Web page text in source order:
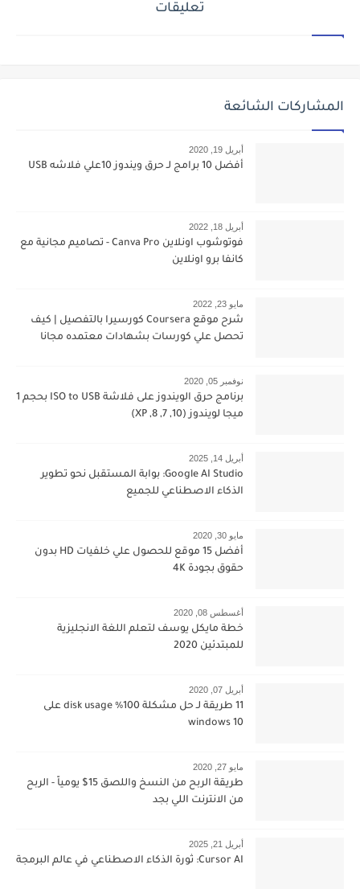
تعليقات
المشاركات الشائعة
أبريل 19, 2020
أفضل 10 برامج لـ حرق ويندوز 10علي فلاشه USB
أبريل 18, 2022
فوتوشوب اونلاين Canva Pro - تصاميم مجانية مع
كانفا برو اونلاين
مايو 23, 2022
شرح موقع Coursera كورسيرا بالتفصيل | كيف
تحصل علي كورسات بشهادات معتمده مجانا
نوفمبر 05, 2020
برنامج حرق الويندوز على فلاشة ISO to USB بحجم 1
ميجا لويندوز (10, 7, 8, XP)
أبريل 14, 2025
Google AI Studio: بوابة المستقبل نحو تطوير
الذكاء الاصطناعي للجميع
مايو 30, 2020
أفضل 15 موقع للحصول علي خلفيات HD بدون
حقوق بجودة 4K
أغسطس 08, 2020
خطة مايكل يوسف لتعلم اللغة الانجليزية
للمبتدئين 2020
أبريل 07, 2020
11 طريقة لـ حل مشكلة 100% disk usage على
windows 10
مايو 27, 2020
طريقة الربح من النسخ واللصق 15$ يومياً - الربح
من الانترنت اللي بجد
أبريل 21, 2025
Cursor AI: ثورة الذكاء الاصطناعي في عالم البرمجة